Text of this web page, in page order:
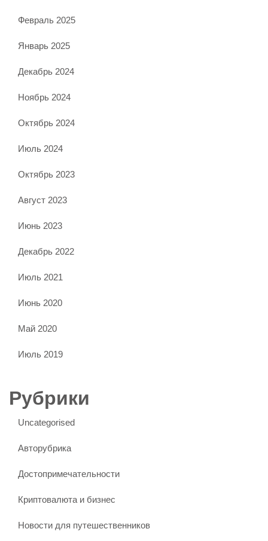
Февраль 2025
Январь 2025
Декабрь 2024
Ноябрь 2024
Октябрь 2024
Июль 2024
Октябрь 2023
Август 2023
Июнь 2023
Декабрь 2022
Июль 2021
Июнь 2020
Май 2020
Июль 2019
Рубрики
Uncategorised
Авторубрика
Достопримечательности
Криптовалюта и бизнес
Новости для путешественников